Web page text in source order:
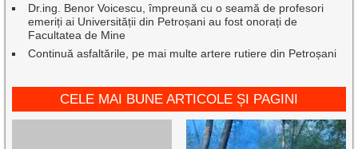
Dr.ing. Benor Voicescu, împreună cu o seamă de profesori
emeriți ai Universității din Petroșani au fost onorați de
Facultatea de Mine
Continuă asfaltările, pe mai multe artere rutiere din Petroșani
CELE MAI BUNE ARTICOLE ȘI PAGINI